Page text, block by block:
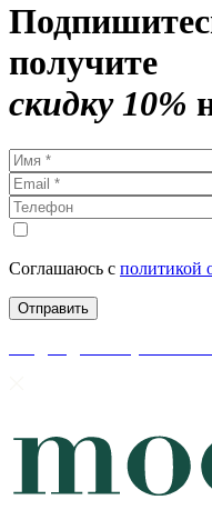
получите
скидку 10%
Соглашаюсь с политикой